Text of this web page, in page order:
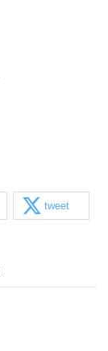
tweet